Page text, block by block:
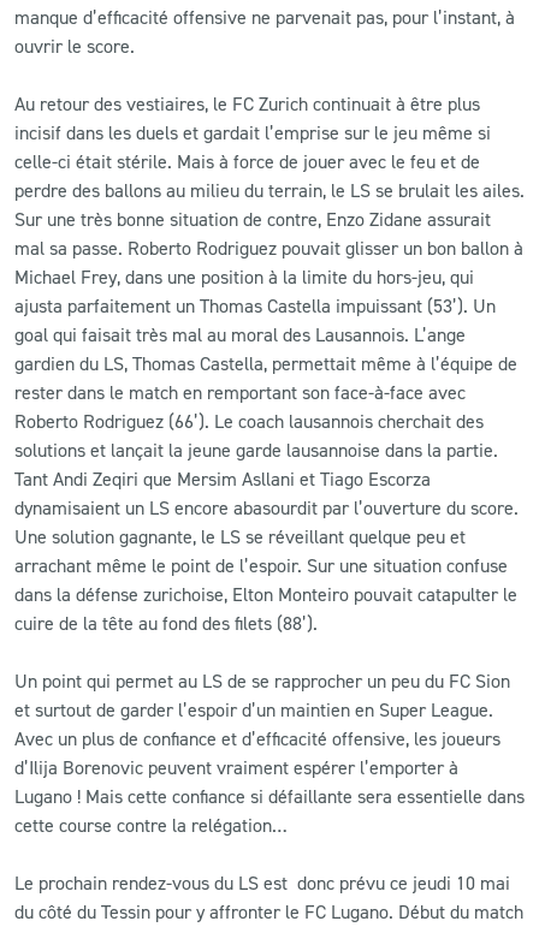
manque d’efficacité offensive ne parvenait pas, pour l’instant, à
ouvrir le score.
Au retour des vestiaires, le FC Zurich continuait à être plus
incisif dans les duels et gardait l’emprise sur le jeu même si
celle-ci était stérile. Mais à force de jouer avec le feu et de
perdre des ballons au milieu du terrain, le LS se brulait les ailes.
Sur une très bonne situation de contre, Enzo Zidane assurait
mal sa passe. Roberto Rodriguez pouvait glisser un bon ballon à
Michael Frey, dans une position à la limite du hors-jeu, qui
ajusta parfaitement un Thomas Castella impuissant (53’). Un
goal qui faisait très mal au moral des Lausannois. L’ange
gardien du LS, Thomas Castella, permettait même à l’équipe de
rester dans le match en remportant son face-à-face avec
Roberto Rodriguez (66’). Le coach lausannois cherchait des
solutions et lançait la jeune garde lausannoise dans la partie.
Tant Andi Zeqiri que Mersim Asllani et Tiago Escorza
dynamisaient un LS encore abasourdit par l’ouverture du score.
Une solution gagnante, le LS se réveillant quelque peu et
arrachant même le point de l’espoir. Sur une situation confuse
dans la défense zurichoise, Elton Monteiro pouvait catapulter le
cuire de la tête au fond des filets (88’).
Un point qui permet au LS de se rapprocher un peu du FC Sion
et surtout de garder l’espoir d’un maintien en Super League.
Avec un plus de confiance et d’efficacité offensive, les joueurs
d’Ilija Borenovic peuvent vraiment espérer l’emporter à
Lugano ! Mais cette confiance si défaillante sera essentielle dans
cette course contre la relégation…
Le prochain rendez-vous du LS est donc prévu ce jeudi 10 mai
du côté du Tessin pour y affronter le FC Lugano. Début du match